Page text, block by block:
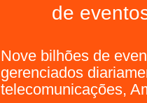
de
Nove bilhões de
gerenciados
telecomunicações,